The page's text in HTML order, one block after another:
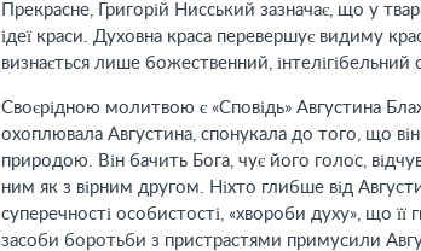
Прекрасне, Григорій Нисський зазначає, що у
ідеї краси. Духовна краса перевершує видиму
визнається лише божественний, інтелігібельний
Своєрідною молитвою є «Сповідь» Августина
охоплювала Августина, спонукала до того, що він
природою. Він бачить Бога, чує його голос,
ним як з вірним другом. Ніхто глибше від
суперечності особистості, «хвороби духу», що її
засоби боротьби з пристрастями примусили